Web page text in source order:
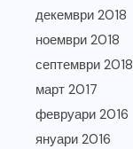
декември 2018
ноември 2018
септември 2018
март 2017
февруари 2016
януари 2016